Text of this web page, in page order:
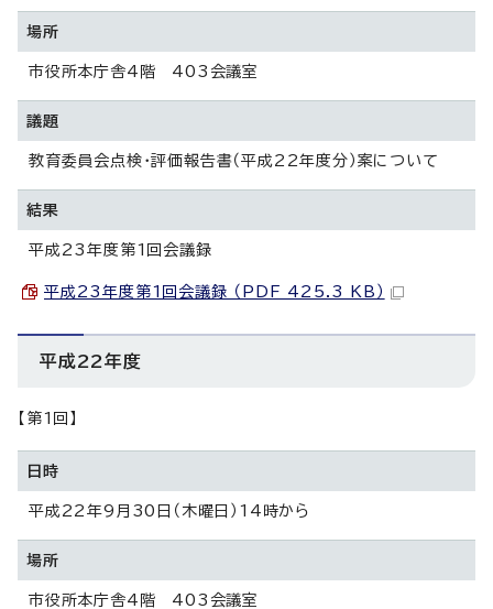
場所
市役所本庁舎4階 403会議室
議題
教育委員会点検・評価報告書（平成22年度分）案について
結果
平成23年度第1回会議録
平成23年度第1回会議録 （PDF 425.3 KB）
平成22年度
【第1回】
日時
平成22年9月30日（木曜日）14時から
場所
市役所本庁舎4階 403会議室